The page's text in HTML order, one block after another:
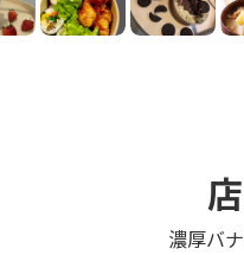
濃厚バ